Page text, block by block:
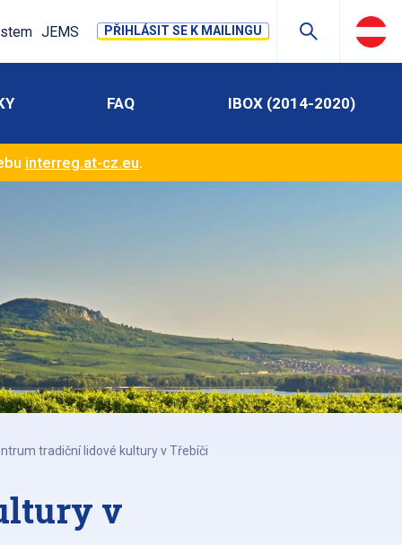
JEMS PŘIHLÁSIT SE K MAILINGU
FAQ IBOX (2014-2020)
interreg.at-cz.eu.
tradiční lidové kultury v Třebíči
v